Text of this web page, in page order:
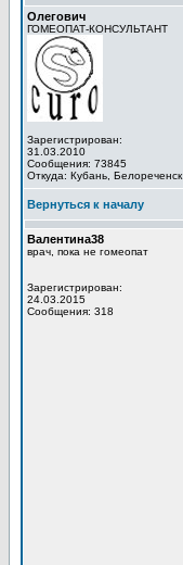
Олегович
ГОМЕОПАТ-КОНСУЛЬТАНТ
Зарегистрирован:
31.03.2010
Сообщения: 73845
Откуда: Кубань, Белореченск
Вернуться к началу
Валентина38
врач, пока не гомеопат
Зарегистрирован:
24.03.2015
Сообщения: 318